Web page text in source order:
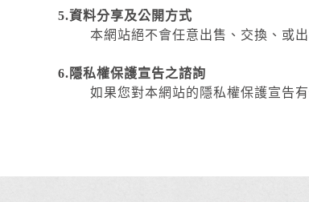
5.資料分享及公開方式
本網站絕不會任意出售、交換、或
6.隱私權保護宣告之諮詢
如果您對本網站的隱私權保護宣告